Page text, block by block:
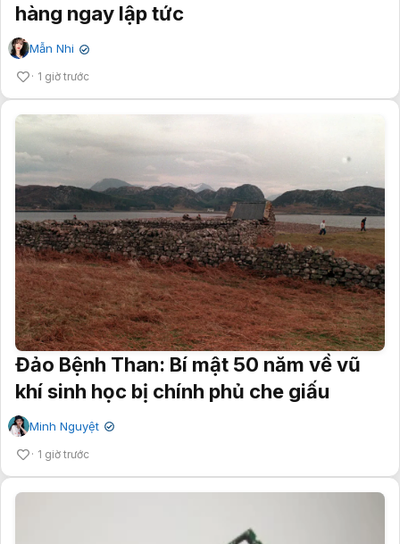
hàng ngay lập tức
Mẫn Nhi ✔
1 giờ trước
Đảo Bệnh Than: Bí mật 50 năm về vũ
khí sinh học bị chính phủ che giấu
Minh Nguyệt ✔
1 giờ trước